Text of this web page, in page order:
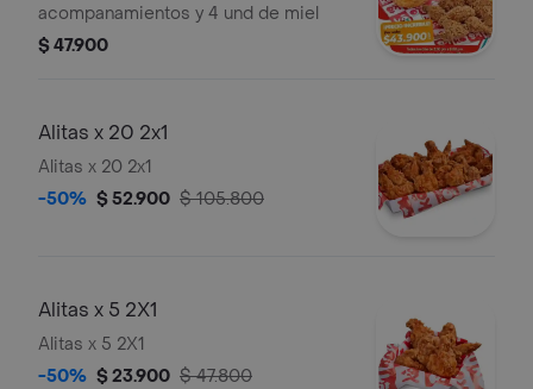
acompanamientos y 4 und de miel
$ 47.900
Alitas x 20 2x1
Alitas x 20 2x1
-50% $ 52.900 $ 105.800
Alitas x 5 2X1
Alitas x 5 2X1
-50% $ 23.900 $ 47.800